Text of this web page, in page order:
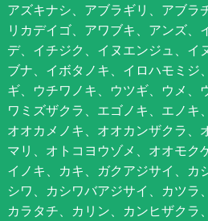
アズキナシ、アブラギリ、アブラ
リカデイゴ、アワブキ、アンズ、
デ、イチジク、イヌエンジュ、イ
ブナ、イボタノキ、イロハモミジ
ギ、ウチワノキ、ウツギ、ウメ、
ワミズザクラ、エゴノキ、エノキ
オオカメノキ、オオカンザクラ、
マリ、オトコヨウゾメ、オオモク
イノキ、カキ、ガクアジサイ、カ
シワ、カシワバアジサイ、カツラ
カラタチ、カリン、カンヒザクラ